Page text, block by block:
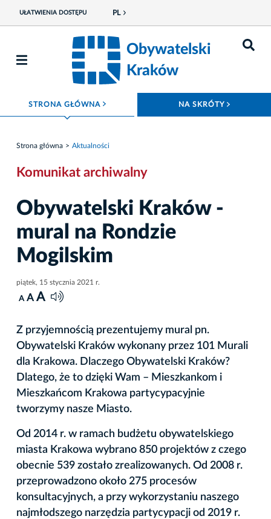
UŁATWIENIA DOSTĘPU PL
Obywatelski
Kraków
STRONA GŁÓWNA ROZWIŃ MENU NA SKRÓTY
Strona główna Aktualności
Komunikat archiwalny
Obywatelski Kraków -
mural na Rondzie
Mogilskim
piątek, 15 stycznia 2021 r.
A A A
Z przyjemnością prezentujemy mural pn.
Obywatelski Kraków wykonany przez 101 Murali
dla Krakowa. Dlaczego Obywatelski Kraków?
Dlatego, że to dzięki Wam – Mieszkankom i
Mieszkańcom Krakowa partycypacyjnie
tworzymy nasze Miasto.
Od 2014 r. w ramach budżetu obywatelskiego
miasta Krakowa wybrano 850 projektów z czego
obecnie 539 zostało zrealizowanych. Od 2008 r.
przeprowadzono około 275 procesów
konsultacyjnych, a przy wykorzystaniu naszego
najmłodszego narzędzia partycypacji od 2019 r.